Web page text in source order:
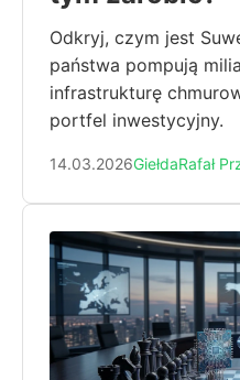
Odkryj, czym jest
państwa pompują
infrastrukturę
portfel inwestycyjny.
14.03.2026GiełdaRafał